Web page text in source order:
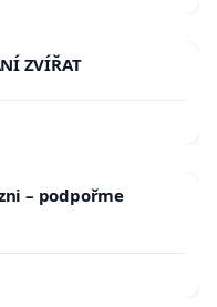
ZVÍŘAT
– podpořme